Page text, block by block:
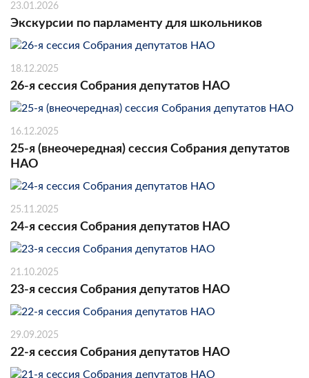
23.01.2026
Экскурсии по парламенту для школьников
18.12.2025
26-я сессия Собрания депутатов НАО
16.12.2025
25-я (внеочередная) сессия Собрания депутатов
НАО
25.11.2025
24-я сессия Собрания депутатов НАО
21.10.2025
23-я сессия Собрания депутатов НАО
29.09.2025
22-я сессия Собрания депутатов НАО